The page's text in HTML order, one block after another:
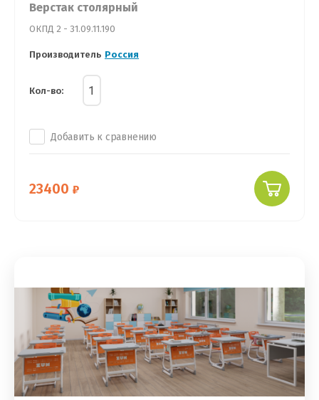
Верстак столярный
ОКПД 2 - 31.09.11.190
Производитель Россия
Кол-во:
Добавить к сравнению
23400